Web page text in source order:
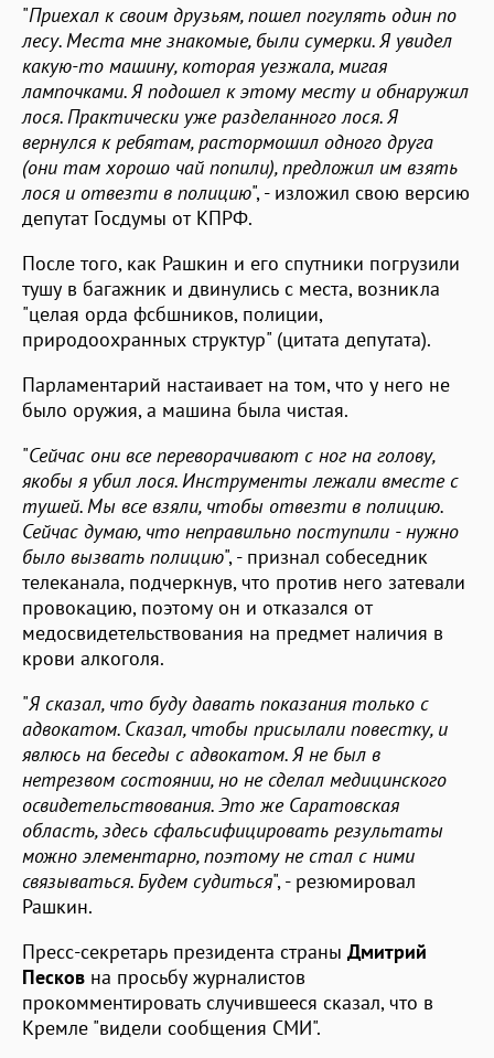
"Приехал к своим друзьям, пошел погулять один по
лесу. Места мне знакомые, были сумерки. Я увидел
какую-то машину, которая уезжала, мигая
лампочками. Я подошел к этому месту и обнаружил
лося. Практически уже разделанного лося. Я
вернулся к ребятам, растормошил одного друга
(они там хорошо чай попили), предложил им взять
лося и отвезти в полицию", - изложил свою версию
депутат Госдумы от КПРФ.
После того, как Рашкин и его спутники погрузили
тушу в багажник и двинулись с места, возникла
"целая орда фсбшников, полиции,
природоохранных структур" (цитата депутата).
Парламентарий настаивает на том, что у него не
было оружия, а машина была чистая.
"Сейчас они все переворачивают с ног на голову,
якобы я убил лося. Инструменты лежали вместе с
тушей. Мы все взяли, чтобы отвезти в полицию.
Сейчас думаю, что неправильно поступили - нужно
было вызвать полицию", - признал собеседник
телеканала, подчеркнув, что против него затевали
провокацию, поэтому он и отказался от
медосвидетельствования на предмет наличия в
крови алкоголя.
"Я сказал, что буду давать показания только с
адвокатом. Сказал, чтобы присылали повестку, и
явлюсь на беседы с адвокатом. Я не был в
нетрезвом состоянии, но не сделал медицинского
освидетельствования. Это же Саратовская
область, здесь сфальсифицировать результаты
можно элементарно, поэтому не стал с ними
связываться. Будем судиться", - резюмировал
Рашкин.
Пресс-секретарь президента страны Дмитрий
Песков на просьбу журналистов
прокомментировать случившееся сказал, что в
Кремле "видели сообщения СМИ".